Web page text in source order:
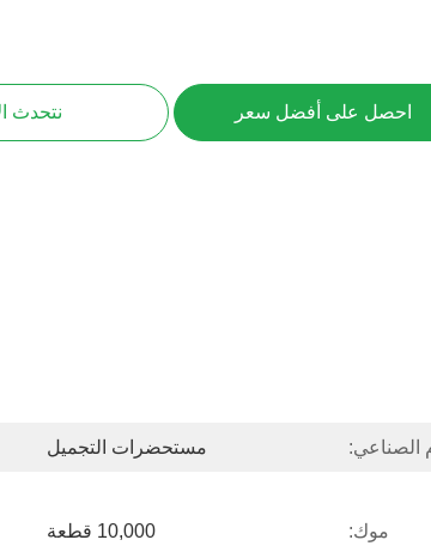
احصل على أفضل سعر نتحدث
الصناعي: مستحضرات التجميل
موك: 10,000 قطعة